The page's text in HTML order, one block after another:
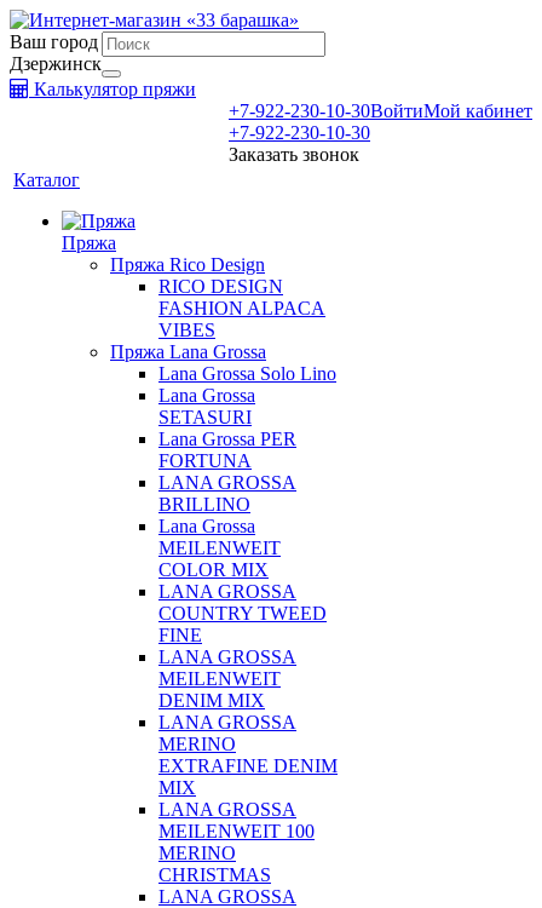
Ваш город
Дзержинск
Калькулятор пряжи
ВойтиМой кабинет
+7-922-230-10-30
+7-922-230-10-30
Заказать звонок
Каталог
Пряжа
Пряжа Rico Design
RICO DESIGN
FASHION ALPACA
VIBES
Пряжа Lana Grossa
Lana Grossa Solo Lino
Lana Grossa
SETASURI
Lana Grossa PER
FORTUNA
LANA GROSSA
BRILLINO
Lana Grossa
MEILENWEIT
COLOR MIX
LANA GROSSA
COUNTRY TWEED
FINE
LANA GROSSA
MEILENWEIT
DENIM MIX
LANA GROSSA
MERINO
EXTRAFINE DENIM
MIX
LANA GROSSA
MEILENWEIT 100
MERINO
CHRISTMAS
LANA GROSSA